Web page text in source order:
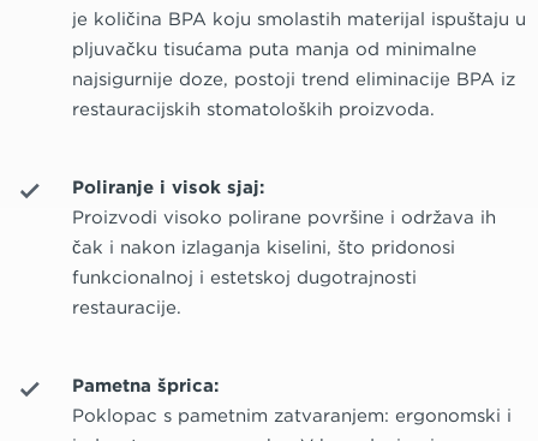
je količina BPA koju smolastih materijal ispuštaju u
pljuvačku tisućama puta manja od minimalne
najsigurnije doze, postoji trend eliminacije BPA iz
restauracijskih stomatoloških proizvoda.
Poliranje i visok sjaj:
Proizvodi visoko polirane površine i održava ih
čak i nakon izlaganja kiselini, što pridonosi
funkcionalnoj i estetskoj dugotrajnosti
restauracije.
Pametna šprica:
Poklopac s pametnim zatvaranjem: ergonomski i